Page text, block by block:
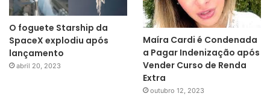
O foguete Starship da
SpaceX explodiu após
lançamento
abril 20, 2023
Maíra Cardi é Condenada
a Pagar Indenização após
Vender Curso de Renda
Extra
outubro 12, 2023